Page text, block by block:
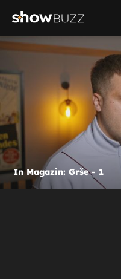
In Magazin: Grše - 1